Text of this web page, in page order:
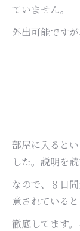
ていません。
外出可能です
部屋に入ると
した。説明を
なので、８日
意されていると
徹底してます